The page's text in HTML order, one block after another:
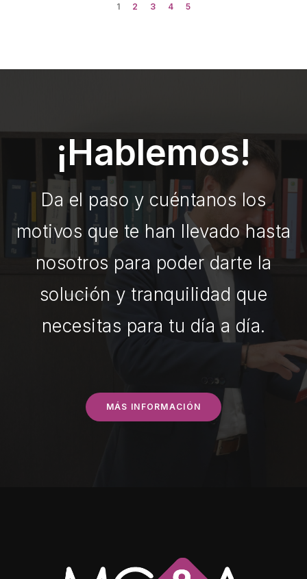
1 2 3 4 5
¡Hablemos!
Da el paso y cuéntanos los
motivos que te han llevado hasta
nosotros para poder darte la
solución y tranquilidad que
necesitas para tu día a día.
MÁS INFORMACIÓN